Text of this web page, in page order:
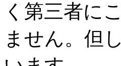
く第三者に
ません。但